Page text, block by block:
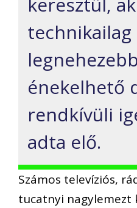
technikailag
énekelhető
rendkívüli
adta elő.
Számos televíziós,
tucatnyi nagylemezt